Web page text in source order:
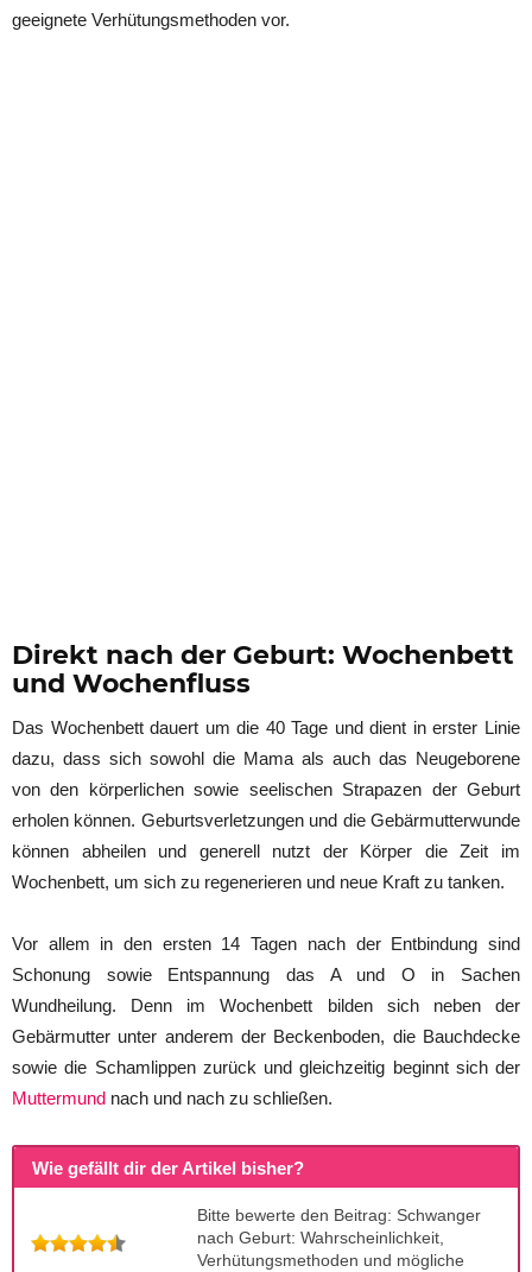
geeignete Verhütungsmethoden vor.
Direkt nach der Geburt: Wochenbett
und Wochenfluss
Das Wochenbett dauert um die 40 Tage und dient in erster Linie
dazu, dass sich sowohl die Mama als auch das Neugeborene
von den körperlichen sowie seelischen Strapazen der Geburt
erholen können. Geburtsverletzungen und die Gebärmutterwunde
können abheilen und generell nutzt der Körper die Zeit im
Wochenbett, um sich zu regenerieren und neue Kraft zu tanken.
Vor allem in den ersten 14 Tagen nach der Entbindung sind
Schonung sowie Entspannung das A und O in Sachen
Wundheilung. Denn im Wochenbett bilden sich neben der
Gebärmutter unter anderem der Beckenboden, die Bauchdecke
sowie die Schamlippen zurück und gleichzeitig beginnt sich der
Muttermund nach und nach zu schließen.
Wie gefällt dir der Artikel bisher?
Bitte bewerte den Beitrag: Schwanger
nach Geburt: Wahrscheinlichkeit,
Verhütungsmethoden und mögliche